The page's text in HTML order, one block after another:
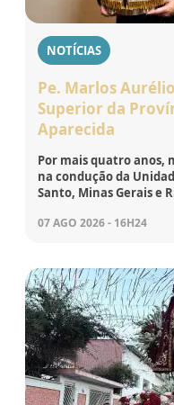
NOTÍCIAS
Pe. Marlos
Superior da
Aparecida
Por mais quatro anos,
na condução da
Santo, Minas Gerais e
07 AGO 2026 - 16H24